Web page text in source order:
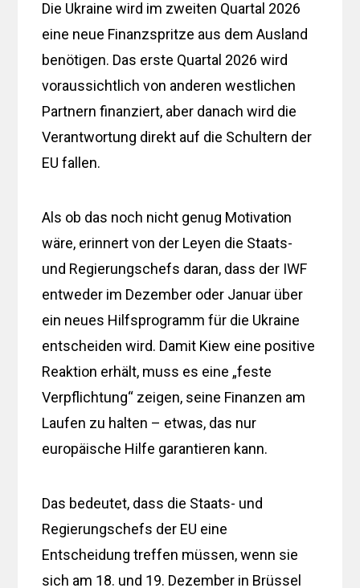
Die Ukraine wird im zweiten Quartal 2026
eine neue Finanzspritze aus dem Ausland
benötigen. Das erste Quartal 2026 wird
voraussichtlich von anderen westlichen
Partnern finanziert, aber danach wird die
Verantwortung direkt auf die Schultern der
EU fallen.
Als ob das noch nicht genug Motivation
wäre, erinnert von der Leyen die Staats-
und Regierungschefs daran, dass der IWF
entweder im Dezember oder Januar über
ein neues Hilfsprogramm für die Ukraine
entscheiden wird. Damit Kiew eine positive
Reaktion erhält, muss es eine „feste
Verpflichtung“ zeigen, seine Finanzen am
Laufen zu halten – etwas, das nur
europäische Hilfe garantieren kann.
Das bedeutet, dass die Staats- und
Regierungschefs der EU eine
Entscheidung treffen müssen, wenn sie
sich am 18. und 19. Dezember in Brüssel